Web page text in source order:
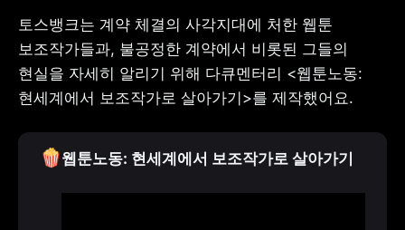
토스뱅크는 계약 체결의 사각지대에 처한 웹툰
보조작가들과, 불공정한 계약에서 비롯된 그들의
현실을 자세히 알리기 위해 다큐멘터리 <웹툰노동:
현세계에서 보조작가로 살아가기>를 제작했어요.
🍿웹툰노동: 현세계에서 보조작가로 살아가기